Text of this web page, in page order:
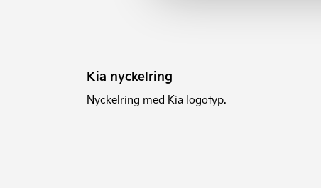
Kia nyckelring
Nyckelring med Kia logotyp.